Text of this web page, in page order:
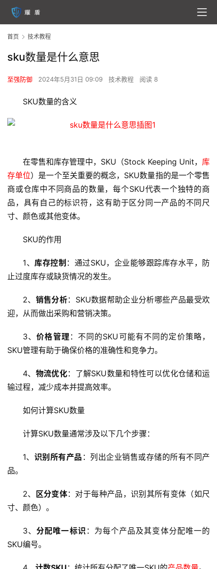
务
首页 技术教程
sku数量是什么意思
至强防御 2024年5月31日 09:09 技术教程 阅读 8
SKU数量的含义
在零售和库存管理中，SKU（Stock Keeping Unit， 库
存单位）是一个至关重要的概念，SKU数量指的是一个零售
商或仓库中不同商品的数量，每个SKU代表一个独特的商
品，具有自己的标识符，这有助于区分同一产品的不同尺
寸、颜色或其他变体。
SKU的作用
1、 库存控制 ：通过SKU，企业能够跟踪库存水平，防
止过度库存或缺货情况的发生。
2、 销售分析：SKU数据帮助企业分析哪些产品最受欢
迎，从而做出采购和营销决策。
3、价格管理 ：不同的SKU可能有不同的定价策略，
SKU管理有助于确保价格的准确性和竞争力。
4、 物流优化：了解SKU数量和特性可以优化仓储和运
输过程，减少成本并提高效率。
如何计算SKU数量
计算SKU数量通常涉及以下几个步骤：
1、 识别所有产品 ：列出企业销售或存储的所有不同产
品。
2、 区分变体：对于每种产品，识别其所有变体（如尺
寸、颜色）。
3、分配唯一标识 ：为每个产品及其变体分配唯一的
SKU编号。